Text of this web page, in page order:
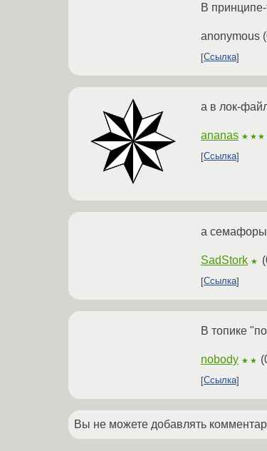
В
anonymous (
Ссылка
а в лок-
ananas
Ссылка
а семафоры
SadStork ★ (
Ссылка
В топике
nobody ★★ (
Ссылка
Вы не можете добавлять